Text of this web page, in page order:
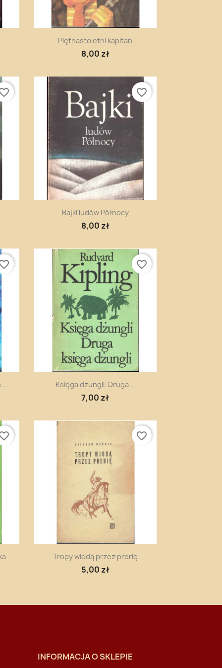
Szybki podgląd
Piętnastoletni kapitan
8,00 zł
Szybki podgląd
Bajki ludów Północy
8,00 zł
favorite_border
Szybki podgląd
Księga dżungli. Druga...
7,00 zł
favorite_border
Szybki podgląd
Tropy wiodą przez prerię
5,00 zł
favorite_border
INFORMACJA O SKLEPIE